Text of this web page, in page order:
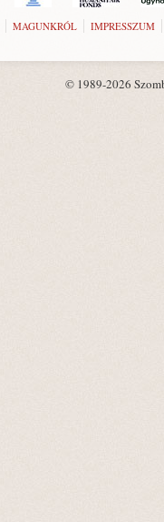
MAGUNKRÓL IMPRESSZUM
© 1989-2026